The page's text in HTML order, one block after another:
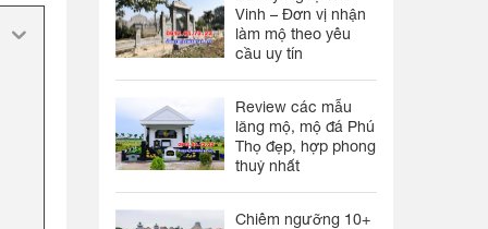
Vinh – Đơn vị nhận
làm mộ theo yêu
cầu uy tín
Review các mẫu
lăng mộ, mộ đá Phú
Thọ đẹp, hợp phong
thuỷ nhất
Chiêm ngưỡng 10+